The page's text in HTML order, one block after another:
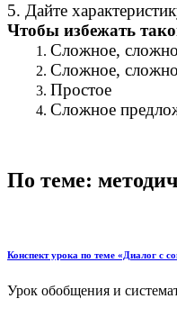
5. Дайте
Чтобы избежать
Сложное,
Сложное,
Простое
Сложное
По теме:
Конспект урока по теме «Диалог с
Урок обобщения и